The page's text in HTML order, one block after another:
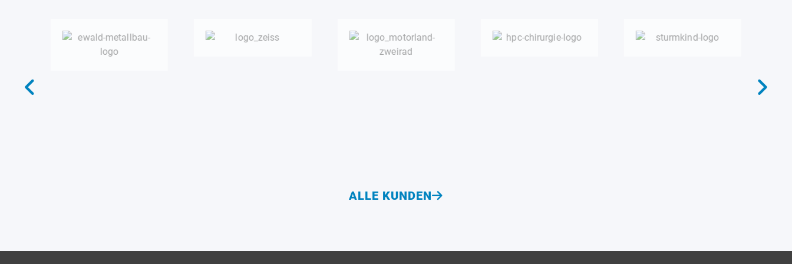
ALLE KUNDEN